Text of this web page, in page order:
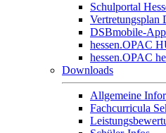
Schulportal
Vertretungsplan
DSBmobile-App
hessen.OPAC
hessen.OPAC
Downloads
Allgemeine
Fachcurricula